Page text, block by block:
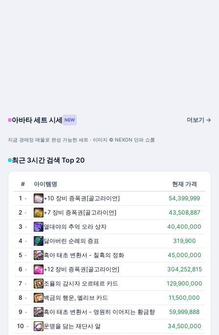
아바타 세트 시세 NEW 더보기 →
지금 경매장 매물로 완성 가능한 세트 · 이미지 © NEXON 던파 쇼룸
최근 3시간 검색 Top 20
# 아이템명
현재 가격
1 - +10 장비 증폭권[골고라이언]
54,399,999
2 - +7 장비 증폭권[골고라이언]
43,508,887
3 - 열대야의 추억 오라 상자
40,400,000
4 - 닳아버린 순례의 증표
319,900
5 - 흑아 태초 변환서 - 칠흑의 정화
45,000,000
6 - +12 장비 증폭권[골고라이언]
304,252,815
7 - 조율의 감시자 오르테르 카드
129,900,000
8 - 백금의 행운, 엘리브 카드
11,500,000
9 - 흑아 태초 변환서 - 영원히 이어지는 황금향
59,999,888
10 - 운명을 담는 재단사 알
34,500,000